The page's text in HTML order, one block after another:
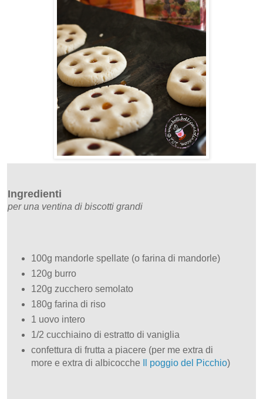
Ingredienti
per una ventina di biscotti grandi
100g mandorle spellate (o farina di mandorle)
120g burro
120g zucchero semolato
180g farina di riso
1 uovo intero
1/2 cucchiaino di estratto di vaniglia
confettura di frutta a piacere (per me extra di
more e extra di albicocche
Il poggio del Picchio)